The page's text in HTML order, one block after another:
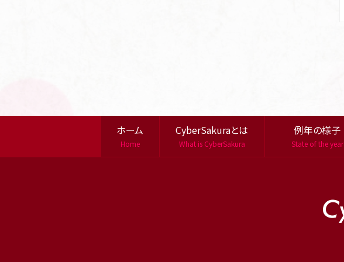
ホーム
Home
CyberSakuraとは
What is CyberSakura
例年の様子
State of the year